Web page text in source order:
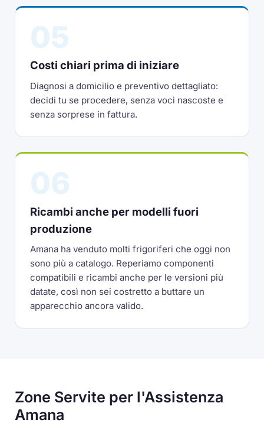
Costi chiari prima di iniziare
Diagnosi a domicilio e preventivo dettagliato:
decidi tu se procedere, senza voci nascoste e
senza sorprese in fattura.
Ricambi anche per modelli fuori
produzione
Amana ha venduto molti frigoriferi che oggi non
sono più a catalogo. Reperiamo componenti
compatibili e ricambi anche per le versioni più
datate, così non sei costretto a buttare un
apparecchio ancora valido.
Zone Servite per l'Assistenza
Amana